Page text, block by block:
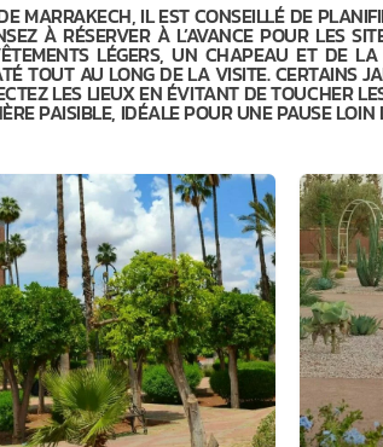
MARRAKECH, IL EST CONSEILLÉ DE
À RÉSERVER À L’AVANCE POUR LES
LÉGERS, UN CHAPEAU ET DE
TOUT AU LONG DE LA VISITE. CERTAINS
LES LIEUX EN ÉVITANT DE TOUCHER
PAISIBLE, IDÉALE POUR UNE PAUSE